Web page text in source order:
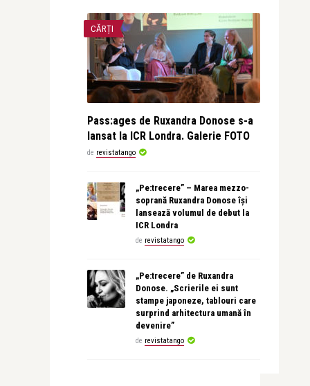
CĂRȚI
Pass:ages de Ruxandra Donose s-a
lansat la ICR Londra. Galerie FOTO
de revistatango
„Pe:trecere” – Marea mezzo-
soprană Ruxandra Donose își
lansează volumul de debut la
ICR Londra
de revistatango
„Pe:trecere” de Ruxandra
Donose. „Scrierile ei sunt
stampe japoneze, tablouri care
surprind arhitectura umană în
devenire”
de revistatango